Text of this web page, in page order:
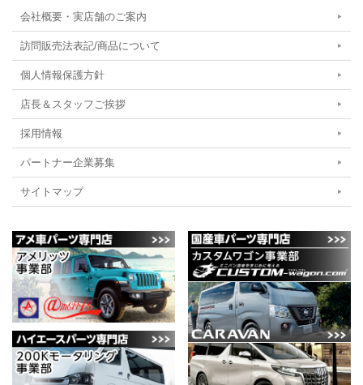
会社概要・実店舗のご案内
訪問販売法表記/商品について
個人情報保護方針
店長＆スタッフご挨拶
採用情報
パートナー企業募集
サイトマップ